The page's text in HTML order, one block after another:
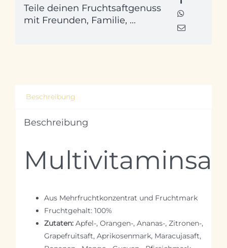
Teile deinen Fruchtsaftgenuss
mit Freunden, Familie, ...
Beschreibung
Beschreibung
Aus Mehrfruchtkonzentrat und Fruchtmark
Fruchtgehalt: 100%
Zutaten:Apfel-, Orangen-, Ananas-, Zitronen-,
Grapefruitsaft, Aprikosenmark, Maracujasaft,